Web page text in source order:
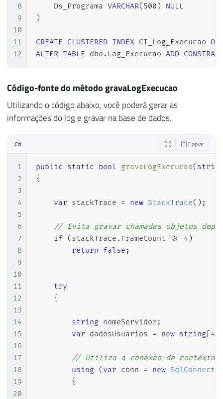
8
9
10
11
12
    Ds_Programa
VARCHAR( 500 )
NULL
)
CREATE CLUSTERED INDEX CI_Log_Execucao ON
ALTER TABLE dbo . Log_Execucao ADD
Código-fonte do método gravaLogExecucao
Utilizando o código abaixo, você poderá gerar as
informações do log e gravar na base de dados.
C# Copiar
1
2
3
4
5
6
7
8
9
10
11
12
13
14
15
16
17
18
19
20
public static bool gravaLogExecucao(
{
var stackTrace = new StackTrace( ) ;
// Evita gravar chamadas objetos
if
( stackTrace . FrameCount >= 4 )
return false ;
try
{
string nomeServidor ;
var dadosUsuarios = new string[4
// Utiliza a conexão de contexto
using
( var conn = new
{